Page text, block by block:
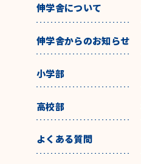
伸学舎について
伸学舎からのお知らせ
小学部
高校部
よくある質問